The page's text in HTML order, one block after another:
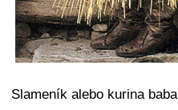
Slameník alebo kurina baba